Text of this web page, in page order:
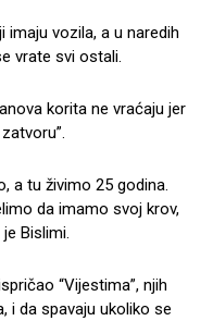
imaju vozila, a u naredih
vrate svi ostali.
korita ne vraćaju jer
a tu živimo 25 godina.
da imamo svoj krov,
Bislimi.
“Vijestima”, njih
i da spavaju ukoliko se